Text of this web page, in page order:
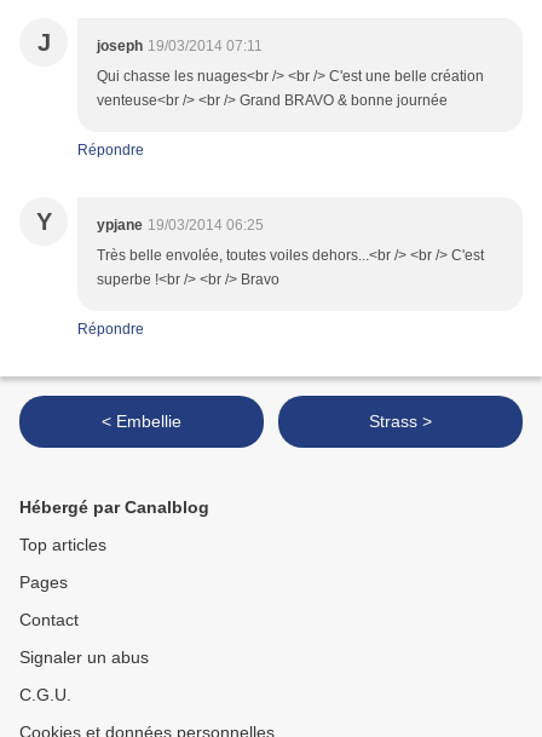
J joseph 19/03/2014 07:11
Qui chasse les nuages<br /> <br /> C'est une belle création
venteuse<br /> <br /> Grand BRAVO & bonne journée
Répondre
Y ypjane 19/03/2014 06:25
Très belle envolée, toutes voiles dehors...<br /> <br /> C'est
superbe !<br /> <br /> Bravo
Répondre
< Embellie Strass >
Hébergé par Canalblog
Top articles
Pages
Contact
Signaler un abus
C.G.U.
Cookies et données personnelles